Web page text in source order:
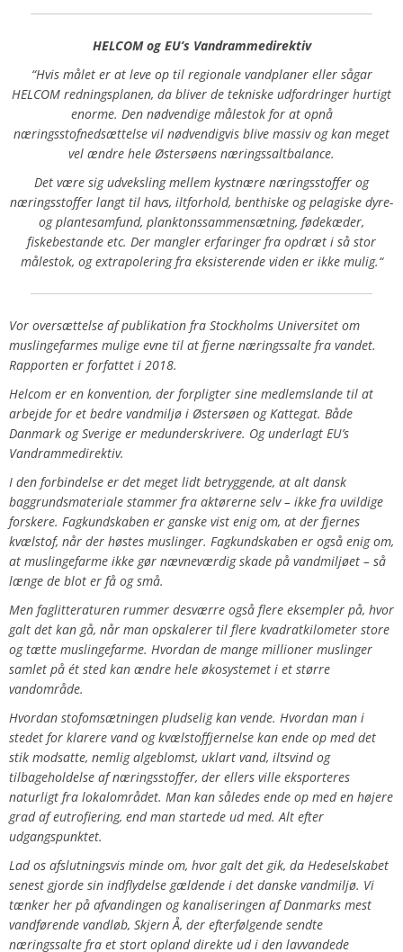
HELCOM og EU’s Vandrammedirektiv
“Hvis målet er at leve op til regionale vandplaner eller sågar
HELCOM redningsplanen, da bliver de tekniske udfordringer hurtigt
enorme. Den nødvendige målestok for at opnå
næringsstofnedsættelse vil nødvendigvis blive massiv og kan meget
vel ændre hele Østersøens næringssaltbalance.
Det være sig udveksling mellem kystnære næringsstoffer og
næringsstoffer langt til havs, iltforhold, benthiske og pelagiske dyre-
og plantesamfund, planktonssammensætning, fødekæder,
fiskebestande etc. Der mangler erfaringer fra opdræt i så stor
målestok, og extrapolering fra eksisterende viden er ikke mulig.“
Vor oversættelse af publikation fra Stockholms Universitet om
muslingefarmes mulige evne til at fjerne næringssalte fra vandet.
Rapporten er forfattet i 2018.
Helcom er en konvention, der forpligter sine medlemslande til at
arbejde for et bedre vandmiljø i Østersøen og Kattegat. Både
Danmark og Sverige er medunderskrivere. Og underlagt EU’s
Vandrammedirektiv.
I den forbindelse er det meget lidt betryggende, at alt dansk
baggrundsmateriale stammer fra aktørerne selv – ikke fra uvildige
forskere. Fagkundskaben er ganske vist enig om, at der fjernes
kvælstof, når der høstes muslinger. Fagkundskaben er også enig om,
at muslingefarme ikke gør nævneværdig skade på vandmiljøet – så
længe de blot er få og små.
Men faglitteraturen rummer desværre også flere eksempler på, hvor
galt det kan gå, når man opskalerer til flere kvadratkilometer store
og tætte muslingefarme. Hvordan de mange millioner muslinger
samlet på ét sted kan ændre hele økosystemet i et større
vandområde.
Hvordan stofomsætningen pludselig kan vende. Hvordan man i
stedet for klarere vand og kvælstoffjernelse kan ende op med det
stik modsatte, nemlig algeblomst, uklart vand, iltsvind og
tilbageholdelse af næringsstoffer, der ellers ville eksporteres
naturligt fra lokalområdet. Man kan således ende op med en højere
grad af eutrofiering, end man startede ud med. Alt efter
udgangspunktet.
Lad os afslutningsvis minde om, hvor galt det gik, da Hedeselskabet
senest gjorde sin indflydelse gældende i det danske vandmiljø. Vi
tænker her på afvandingen og kanaliseringen af Danmarks mest
vandførende vandløb, Skjern Å, der efterfølgende sendte
næringssalte fra et stort opland direkte ud i den lavvandede